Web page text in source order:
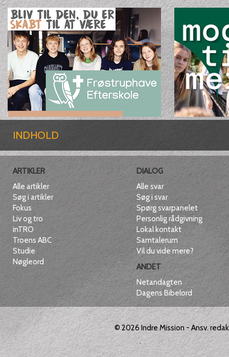
INDHOLD
ARTIKLER
Alle artikler
Søg i artikler
Fokus
Liv og tro
inTRO
Troens ABC
Studie
Nøgleord
DIALOG
Alle svar
Søg i svar
Spørg svarpanelet
Personlig rådgivning
Lokal kontakt
Samtalerum
Vil du vide mere?
ANDET
Netandagten
Dagens Bibelord
© 2026Indre Mission - Ansv.